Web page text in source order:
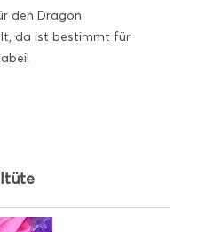
den Dragon
da ist bestimmt für